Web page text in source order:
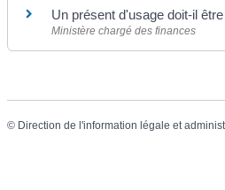
Un présent d'usage doit-il
Ministère chargé des finances
© Direction de l'information légale et